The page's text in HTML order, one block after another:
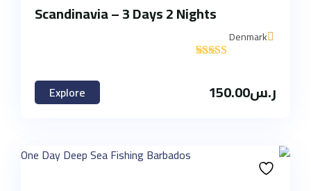
Scandinavia – 3 Days 2 Nights
Denmark
'
ر.س150.00
Explore